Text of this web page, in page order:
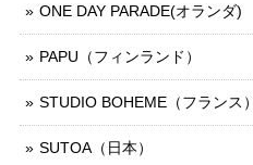
ONE DAY PARADE(オランダ)
PAPU（フィンランド）
STUDIO BOHEME（フランス）
SUTOA（日本）